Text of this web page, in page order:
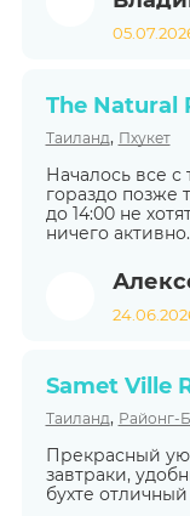
The Natural
Таиланд, Пхукет
Началось все с
гораздо позже
до 14:00 не
ничего
Samet Ville
Таиланд, Районг-
Прекрасный
завтраки,
бухте